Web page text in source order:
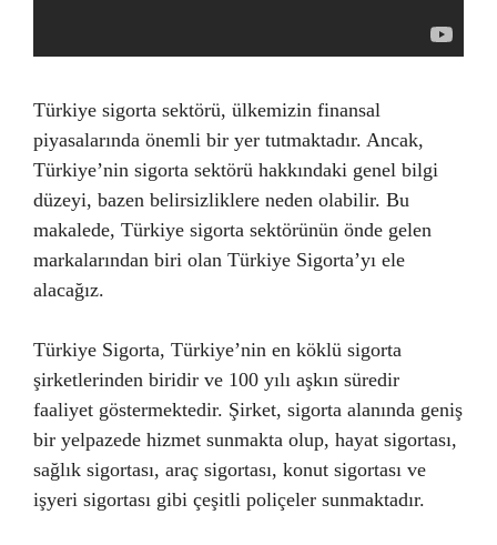
Türkiye sigorta sektörü, ülkemizin finansal
piyasalarında önemli bir yer tutmaktadır. Ancak,
Türkiye’nin sigorta sektörü hakkındaki genel bilgi
düzeyi, bazen belirsizliklere neden olabilir. Bu
makalede, Türkiye sigorta sektörünün önde gelen
markalarından biri olan Türkiye Sigorta’yı ele
alacağız.
Türkiye Sigorta, Türkiye’nin en köklü sigorta
şirketlerinden biridir ve 100 yılı aşkın süredir
faaliyet göstermektedir. Şirket, sigorta alanında geniş
bir yelpazede hizmet sunmakta olup, hayat sigortası,
sağlık sigortası, araç sigortası, konut sigortası ve
işyeri sigortası gibi çeşitli poliçeler sunmaktadır.